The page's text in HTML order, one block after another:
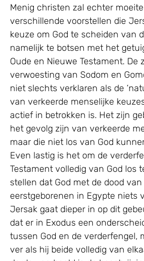
Menig christen zal echter
verschillende voorstellen die
keuze om God te scheiden van
namelijk te botsen met het
Oude en Nieuwe Testament. De
verwoesting van Sodom en
niet slechts verklaren als de
van verkeerde menselijke
actief in betrokken is. Het zijn
het gevolg zijn van verkeerde
maar die niet los van God
Even lastig is het om de
Testament volledig van God los
stellen dat God met de dood van
eerstgeborenen in Egypte niets
Jersak gaat dieper in op dit
dat er in Exodus een
tussen God en de verderfengel,
ver als hij beide volledig van